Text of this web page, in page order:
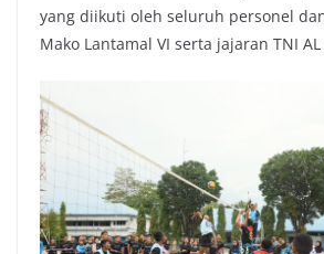
yang diikuti oleh seluruh personel
Mako Lantamal VI serta jajaran TNI